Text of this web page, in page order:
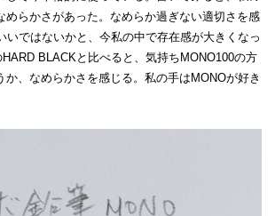
めらかさがあった。なめらか過ぎない適切さを感
いではないかと、今私の中で存在感が大きくなっ
BLACKと比べると、気持ちMONO100の方
か、なめらかさを感じる。私の手はMONOが好き